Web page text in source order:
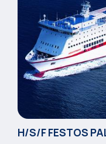
Η/S/F FESTOS